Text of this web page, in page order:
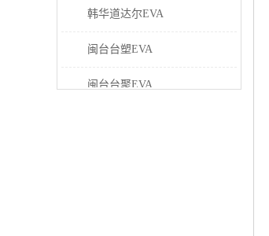
韩华道达尔EVA
闽台台塑EVA
闽台台聚EVA